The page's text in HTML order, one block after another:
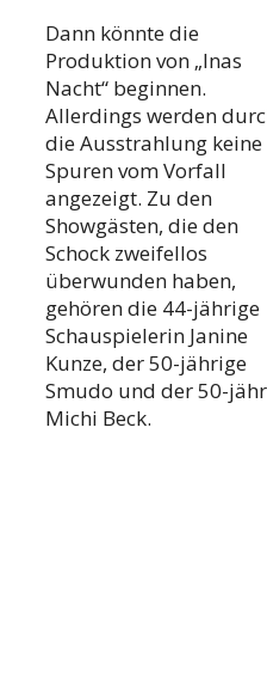
Dann könnte die
Produktion von „Inas
Nacht“ beginnen.
Allerdings werden
die Ausstrahlung keine
Spuren vom Vorfall
angezeigt. Zu den
Showgästen, die den
Schock zweifellos
überwunden haben,
gehören die 44-jährige
Schauspielerin Janine
Kunze, der 50-jährige
Smudo und der 50-
Michi Beck.